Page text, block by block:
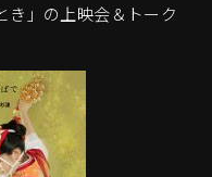
き」の上映会＆トーク